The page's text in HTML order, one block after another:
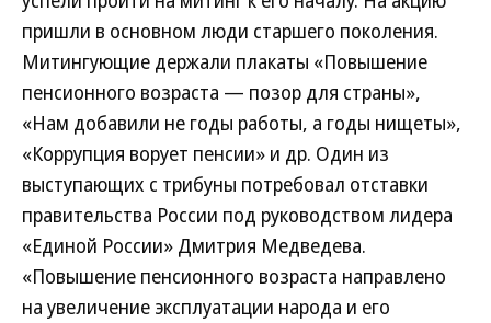
пришли в основном люди старшего поколения.
Митингующие держали плакаты «Повышение
пенсионного возраста — позор для страны»,
«Нам добавили не годы работы, а годы нищеты»,
«Коррупция ворует пенсии» и др. Один из
выступающих с трибуны потребовал отставки
правительства России под руководством лидера
«Единой России» Дмитрия Медведева.
«Повышение пенсионного возраста направлено
на увеличение эксплуатации народа и его